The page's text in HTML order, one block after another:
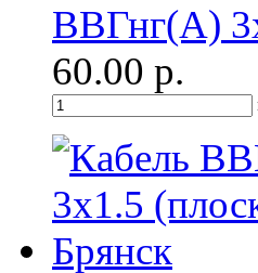
ВВГнг(A)
60.00 р.